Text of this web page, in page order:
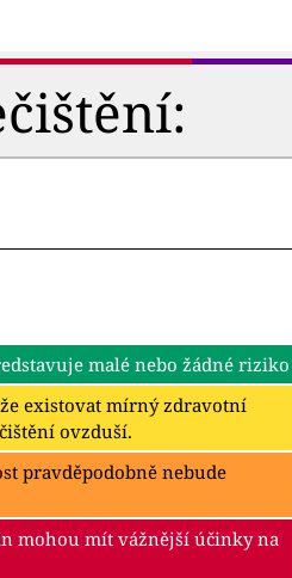
malé nebo žádné riziko
existovat mírný zdravotní
ovzduší.
pravděpodobně nebude
mohou mít vážnější účinky na